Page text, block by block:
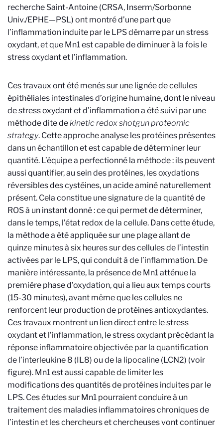
recherche Saint-Antoine (CRSA, Inserm/Sorbonne
Univ./EPHE—PSL) ont montré d’une part que
l’inflammation induite par le LPS démarre par un stress
oxydant, et que Mn1 est capable de diminuer à la fois le
stress oxydant et l’inflammation.
Ces travaux ont été menés sur une lignée de cellules
épithéliales intestinales d’origine humaine, dont le niveau
de stress oxydant et d’inflammation a été suivi par une
méthode dite dekinetic redox shotgun proteomic
strategy. Cette approche analyse les protéines présentes
dans un échantillon et est capable de déterminer leur
quantité. L’équipe a perfectionné la méthode : ils peuvent
aussi quantifier, au sein des protéines, les oxydations
réversibles des cystéines, un acide aminé naturellement
présent. Cela constitue une signature de la quantité de
ROS à un instant donné : ce qui permet de déterminer,
dans le temps, l’état redox de la cellule. Dans cette étude,
la méthode a été appliquée sur une plage allant de
quinze minutes à six heures sur des cellules de l’intestin
activées par le LPS, qui conduit à de l’inflammation. De
manière intéressante, la présence de Mn1atténue la
première phase d’oxydation, qui a lieu aux temps courts
(15-30 minutes), avant même que les cellules ne
renforcent leur production de protéines antioxydantes.
Ces travaux montrent un lien direct entre le stress
oxydant et l’inflammation, le stress oxydant précédant la
réponse inflammatoire objectivée par la quantification
de l’interleukine 8 (IL8) ou de la lipocaline (LCN2) (voir
figure). Mn1 est aussi capable de limiter les
modifications des quantités de protéines induites par le
LPS. Ces études sur Mn1 pourraient conduire à un
traitement des maladies inflammatoires chroniques de
l’intestin et les chercheurs et chercheuses vont continuer